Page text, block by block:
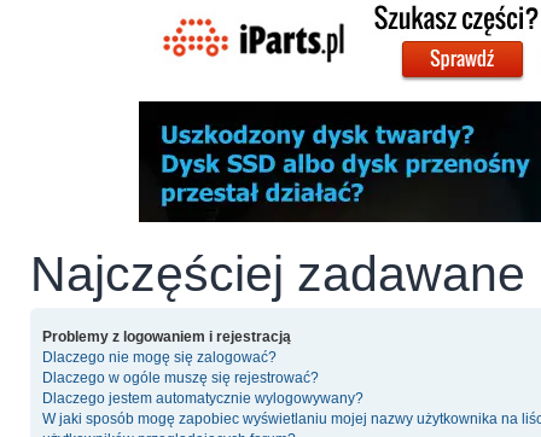
Najczęściej zadawane
Problemy z logowaniem i rejestracją
Dlaczego nie mogę się zalogować?
Dlaczego w ogóle muszę się rejestrować?
Dlaczego jestem automatycznie wylogowywany?
W jaki sposób mogę zapobiec wyświetlaniu mojej nazwy użytkownika na